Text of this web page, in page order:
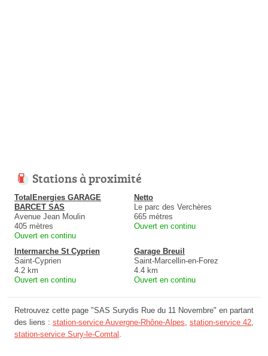
Stations à proximité
TotalEnergies GARAGE
BARCET SAS
Avenue Jean Moulin
405 mètres
Ouvert en continu
Netto
Le parc des Verchères
665 mètres
Ouvert en continu
Intermarche St Cyprien
Saint-Cyprien
4.2 km
Ouvert en continu
Garage Breuil
Saint-Marcellin-en-Forez
4.4 km
Ouvert en continu
Retrouvez cette page "SAS Surydis Rue du 11 Novembre" en partant
des liens : station-service Auvergne-Rhône-Alpes station-service 42
station-service Sury-le-Comtal